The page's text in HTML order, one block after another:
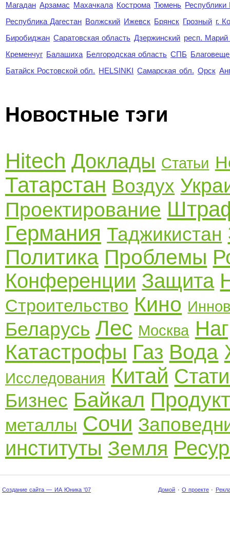
Магадан Арзамас Махачкала Кострома Тюмень Республики
Республика Дагестан Волжский Ижевск Брянск Грозный г.
Биробиджан Саратовская область Дзержинский респ.
Кременчуг Балашиха Белгородская область СПБ
Батайск Ростовской обл. HELSINKI Самарская обл. Орск
Новостные тэги
Hitech Доклады Статьи
Татарстан Воздух
Проектирование
Германия Таджикистан
Политика Проблемы
Конференции Защита
Строительство Кино
Беларусь Лес Москва
Катастрофы Газ Вода
Исследования Китай
Бизнес Байкал
металлы Сочи
институты Земля
Создание сайта — ИА Юника '07 Домой · О проекте ·